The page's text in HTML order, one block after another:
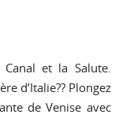
et la Salute.
d’Italie?? Plongez
de Venise avec